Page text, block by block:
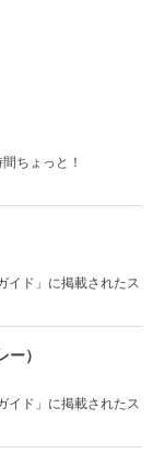
ちょっと！
イド」に掲載されたス
）
イド」に掲載されたス